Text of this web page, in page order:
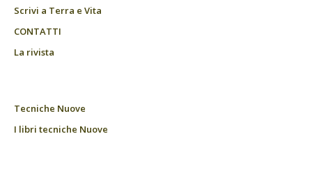
Scrivi a Terra e Vita
CONTATTI
La rivista
Tecniche Nuove
I libri tecniche Nuove